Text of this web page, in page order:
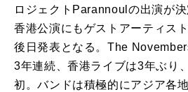
ロジェクトParannoulの出演が決
香港公演にもゲストアーティス
後日発表となる。The
3年連続、香港ライブは3年ぶり
初。バンドは積極的にアジア各